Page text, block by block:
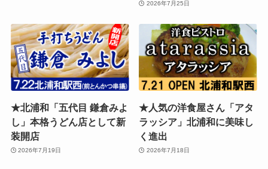
2026年7月25日
★北浦和「五代目 鎌倉みよ
し」本格うどん店として新
装開店
2026年7月19日
★人気の洋食屋さん「アタ
ラッシア」北浦和に美味し
く進出
2026年7月18日